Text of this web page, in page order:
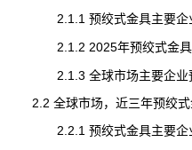
2.1.1 预绞式金具主要企业
2.1.2 2025年预绞式金具主
2.1.3 全球市场主要企业预
2.2 全球市场，近三年预绞式
2.2.1 预绞式金具主要企业